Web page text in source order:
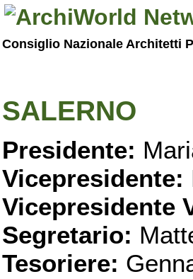
Consiglio Nazionale Architetti
SALERNO
Presidente:
Vicepresidente:
Vicepresidente
Segretario:
Tesoriere: